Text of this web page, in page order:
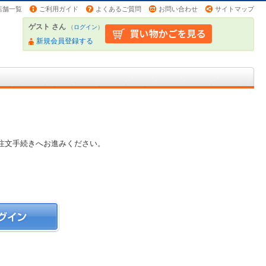
舗一覧 ご利用ガイド よくあるご質問 お問い合わせ サイトマップ
ゲスト さん （ログイン）
新規会員登録する
手続きへお進みください。